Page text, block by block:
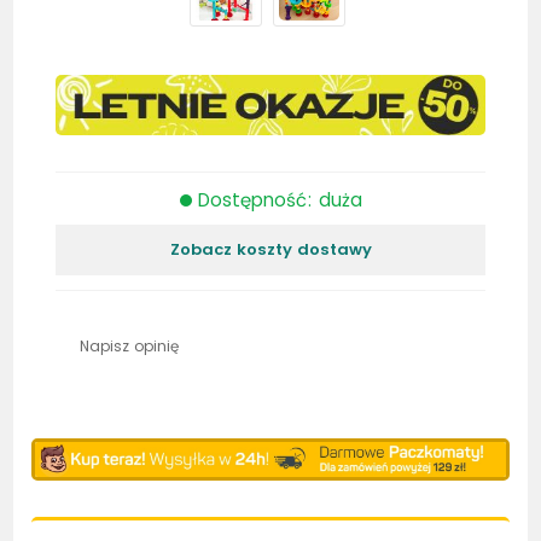
Dostępność: duża
Zobacz koszty dostawy
Napisz opinię